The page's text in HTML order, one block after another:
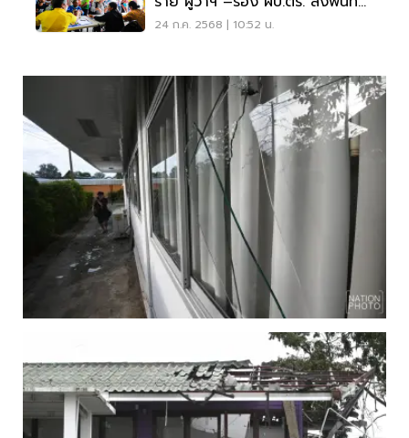
ดูแลผู้ประสบภัย
24 ก.ค. 2568 | 10:52 น.